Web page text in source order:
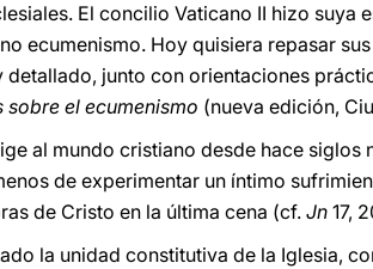
El concilio Vaticano II hizo suya
ecumenismo. Hoy quisiera repasar
junto con orientaciones
el ecumenismo (nueva edición,
al mundo cristiano desde hace
de experimentar un íntimo
de Cristo en la última cena (cf.Jn 17,
la unidad constitutiva de la Iglesia,